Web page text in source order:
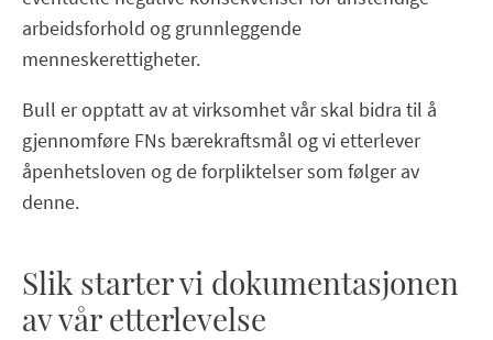
arbeidsforhold og grunnleggende
menneskerettigheter.
Bull er opptatt av at virksomhet vår skal bidra til å
gjennomføre FNs bærekraftsmål og vi etterlever
åpenhetsloven og de forpliktelser som følger av
denne.
Slik starter vi dokumentasjonen
av vår etterlevelse